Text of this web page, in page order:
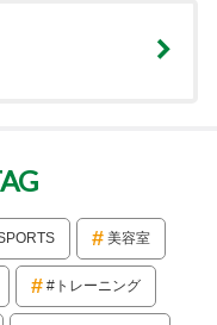
美容室
#トレーニング